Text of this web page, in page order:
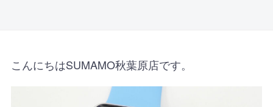
こんにちはSUMAMO秋葉原店です。